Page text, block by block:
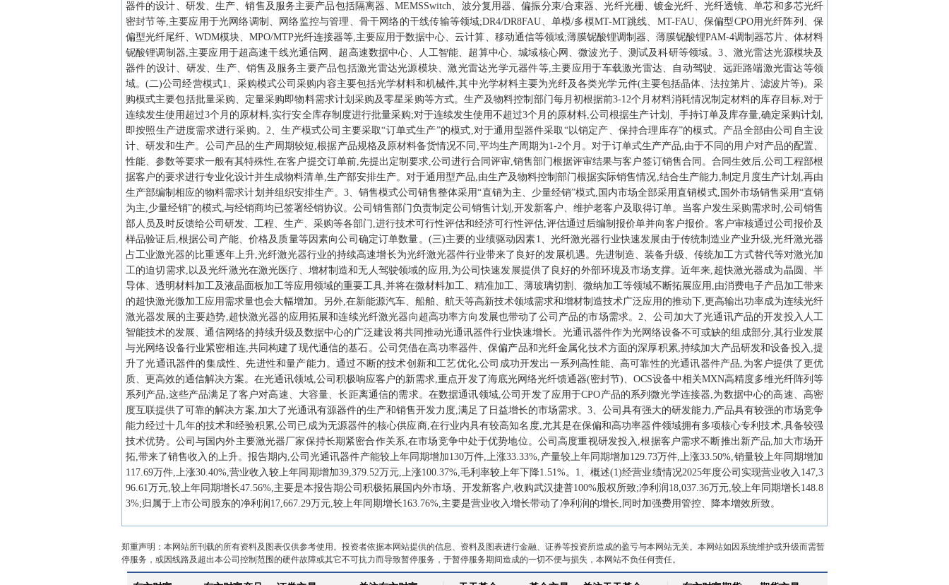
器件的设计、研发、生产、销售及服务主要产品包括隔离器、MEMSSwitch、波分复用器、偏振分束/合束器、光纤光栅、镀金光纤、光纤透镜、单芯和多芯光纤
密封节等,主要应用于光网络调制、网络监控与管理、骨干网络的干线传输等领域;DR4/DR8FAU、单模/多模MT-MT跳线、MT-FAU、保偏型CPO用光纤阵列、保
偏型光纤尾纤、WDM模块、MPO/MTP光纤连接器等,主要应用于数据中心、云计算、移动通信等领域;薄膜铌酸锂调制器、薄膜铌酸锂PAM-4调制器芯片、体材料
铌酸锂调制器,主要应用于超高速干线光通信网、超高速数据中心、人工智能、超算中心、城域核心网、微波光子、测试及科研等领域。3、激光雷达光源模块及
器件的设计、研发、生产、销售及服务主要产品包括激光雷达光源模块、激光雷达光学元器件等,主要应用于车载激光雷达、自动驾驶、远距路端激光雷达等领
域。(二)公司经营模式1、采购模式公司采购内容主要包括光学材料和机械件,其中光学材料主要为光纤及各类光学元件(主要包括晶体、法拉第片、滤波片等)。采
购模式主要包括批量采购、定量采购即物料需求计划采购及零星采购等方式。生产及物料控制部门每月初根据前3-12个月材料消耗情况制定材料的库存目标,对于
连续发生使用超过3个月的原材料,实行安全库存制度进行批量采购;对于连续发生使用不超过3个月的原材料,公司根据生产计划、手持订单及库存量,确定采购计划,
即按照生产进度需求进行采购。2、生产模式公司主要采取“订单式生产”的模式,对于通用型器件采取“以销定产、保持合理库存”的模式。产品全部由公司自主设
计、研发和生产。公司产品的生产周期较短,根据产品规格及原材料备货情况不同,平均生产周期为1-2个月。对于订单式生产产品,由于不同的用户对产品的配置、
性能、参数等要求一般有其特殊性,在客户提交订单前,先提出定制要求,公司进行合同评审,销售部门根据评审结果与客户签订销售合同。合同生效后,公司工程部根
据客户的要求进行专业化设计并生成物料清单,生产部安排生产。对于通用型产品,由生产及物料控制部门根据实际销售情况,结合生产能力,制定月度生产计划,再由
生产部编制相应的物料需求计划并组织安排生产。3、销售模式公司销售整体采用“直销为主、少量经销”模式,国内市场全部采用直销模式,国外市场销售采用“直销
为主,少量经销”的模式,与经销商均已签署经销协议。公司销售部门负责制定公司销售计划,开发新客户、维护老客户及取得订单。当客户发生采购需求时,公司销售
部人员及时反馈给公司研发、工程、生产、采购等各部门,进行技术可行性评估和经济可行性评估,评估通过后编制报价单并向客户报价。客户审核通过公司报价及
样品验证后,根据公司产能、价格及质量等因素向公司确定订单数量。(三)主要的业绩驱动因素1、光纤激光器行业快速发展由于传统制造业产业升级,光纤激光器
占工业激光器的比重逐年上升,光纤激光器行业的持续高速增长为光纤激光器件行业带来了良好的发展机遇。先进制造、装备升级、传统加工方式替代等对激光加
工的迫切需求,以及光纤激光在激光医疗、增材制造和无人驾驶领域的应用,为公司快速发展提供了良好的外部环境及市场支撑。近年来,超快激光器成为晶圆、半
导体、透明材料加工及液晶面板加工等应用领域的重要工具,并将在微材料加工、精准加工、薄玻璃切割、微纳加工等领域不断拓展应用,由消费电子产品加工带来
的超快激光微加工应用需求量也会大幅增加。另外,在新能源汽车、船舶、航天等高新技术领域需求和增材制造技术广泛应用的推动下,更高输出功率成为连续光纤
激光器发展的主要趋势,超快激光器的应用拓展和连续光纤激光器向超高功率方向发展也带动了公司产品的市场需求。2、公司加大了光通讯产品的开发投入人工
智能技术的发展、通信网络的持续升级及数据中心的广泛建设将共同推动光通讯器件行业快速增长。光通讯器件作为光网络设备不可或缺的组成部分,其行业发展
与光网络设备行业紧密相连,共同构建了现代通信的基石。公司凭借在高功率器件、保偏产品和光纤金属化技术方面的深厚积累,持续加大产品研发和设备投入,提
升了光通讯器件的集成性、先进性和量产能力。通过不断的技术创新和工艺优化,公司成功开发出一系列高性能、高可靠性的光通讯器件产品,为客户提供了更优
质、更高效的通信解决方案。在光通讯领域,公司积极响应客户的新需求,重点开发了海底光网络光纤馈通器(密封节)、OCS设备中相关MXN高精度多维光纤阵列等
系列产品,这些产品满足了客户对高速、大容量、长距离通信的需求。在数据通讯领域,公司开发了应用于CPO产品的系列微光学连接器,为数据中心的高速、高密
度互联提供了可靠的解决方案,加大了光通讯有源器件的生产和销售开发力度,满足了日益增长的市场需求。3、公司具有强大的研发能力,产品具有较强的市场竞争
能力经过十几年的技术和经验积累,公司已成为无源器件的核心供应商,在行业内具有较高知名度,尤其是在保偏和高功率器件领域拥有多项核心专利技术,具备较强
技术优势。公司与国内外主要激光器厂家保持长期紧密合作关系,在市场竞争中处于优势地位。公司高度重视研发投入,根据客户需求不断推出新产品,加大市场开
拓,带来了销售收入的上升。报告期内,公司光通讯器件产能较上年同期增加130万件,上涨33.33%,产量较上年同期增加129.73万件,上涨33.50%,销量较上年同期增加
117.69万件,上涨30.40%,营业收入较上年同期增加39,379.52万元,上涨100.37%,毛利率较上年下降1.51%。1、概述(1)经营业绩情况2025年度公司实现营业收入147,3
96.61万元,较上年同期增长47.56%,主要是本报告期公司积极拓展国内外市场、开发新客户,收购武汉捷普100%股权所致;净利润18,037.36万元,较上年同期增长148.8
3%;归属于上市公司股东的净利润17,667.29万元,较上年同期增长163.76%,主要是营业收入增长带动了净利润的增长,同时加强费用管控、降本增效所致。
郑重声明：本网站所刊载的所有资料及图表仅供参考使用。投资者依据本网站提供的信息、资料及图表进行金融、证券等投资所造成的盈亏与本网站无关。本网站如因系统维护或升级而需暂
停服务，或因线路及超出本公司控制范围的硬件故障或其它不可抗力而导致暂停服务，于暂停服务期间造成的一切不便与损失，本网站不负任何责任。